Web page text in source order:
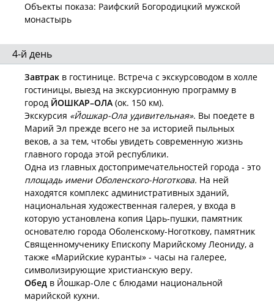
Объекты показа: Раифский Богородицкий мужской
монастырь
4-й день
Завтрак в гостинице. Встреча с экскурсоводом в холле
гостиницы, выезд на экскурсионную программу в
город ЙОШКАР–ОЛА (ок. 150 км).
Экскурсия «Йошкар-Ола удивительная». Вы поедете в
Марий Эл прежде всего не за историей пыльных
веков, а за тем, чтобы увидеть современную жизнь
главного города этой республики.
Одна из главных достопримечательностей города - это
площадь имени Оболенского-Ноготкова. На ней
находятся комплекс административных зданий,
национальная художественная галерея, у входа в
которую установлена копия Царь-пушки, памятник
основателю города Оболенскому-Ноготкову, памятник
Священномученику Епископу Марийскому Леониду, а
также «Марийские куранты» - часы на галерее,
символизирующие христианскую веру.
Обед в Йошкар-Оле с блюдами национальной
марийской кухни.